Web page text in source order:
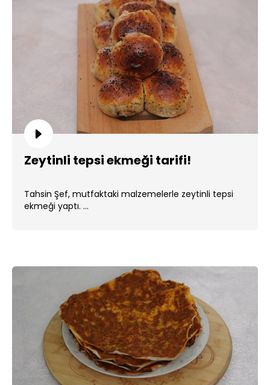
Zeytinli tepsi ekmeği tarifi!
Tahsin Şef, mutfaktaki malzemelerle zeytinli tepsi
ekmeği yaptı. ...